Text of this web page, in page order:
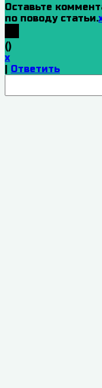
Оставьте
по поводу статьи.
()
x
| Ответить